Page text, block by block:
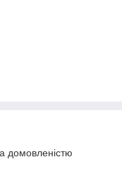
домовленістю